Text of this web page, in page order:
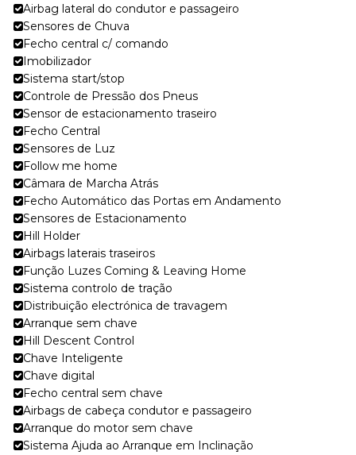
Airbag lateral do condutor e passageiro
Sensores de Chuva
Fecho central c/ comando
Imobilizador
Sistema start/stop
Controle de Pressão dos Pneus
Sensor de estacionamento traseiro
Fecho Central
Sensores de Luz
Follow me home
Câmara de Marcha Atrás
Fecho Automático das Portas em Andamento
Sensores de Estacionamento
Hill Holder
Airbags laterais traseiros
Função Luzes Coming & Leaving Home
Sistema controlo de tração
Distribuição electrónica de travagem
Arranque sem chave
Hill Descent Control
Chave Inteligente
Chave digital
Fecho central sem chave
Airbags de cabeça condutor e passageiro
Arranque do motor sem chave
Sistema Ajuda ao Arranque em Inclinação